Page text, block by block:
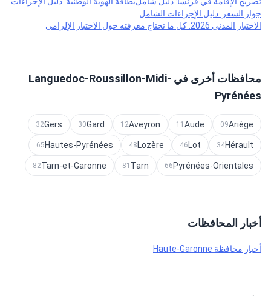
جواز السفر: دليل الإجراءات الشامل
الاختبار المدني 2026: كل ما تحتاج معرفته حول الاختبار الإلزامي
محافظات أخرى في Languedoc-Roussillon-Midi-
Pyrénées
Ariège
09
Aude
11
Aveyron
12
Gard
30
Gers
32
Hérault
34
Lot
46
Lozère
48
Hautes-Pyrénées
65
Pyrénées-Orientales
66
Tarn
81
Tarn-et-Garonne
82
أخبار المحافظات
أخبار محافظة Haute-Garonne